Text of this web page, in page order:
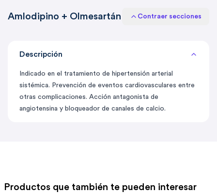
Amlodipino + Olmesartán Contraer secciones
Descripción
Indicado en el tratamiento de hipertensión arterial
sistémica. Prevención de eventos cardiovasculares entre
otras complicaciones. Acción antagonista de
angiotensina y bloqueador de canales de calcio.
Productos que también te pueden interesar